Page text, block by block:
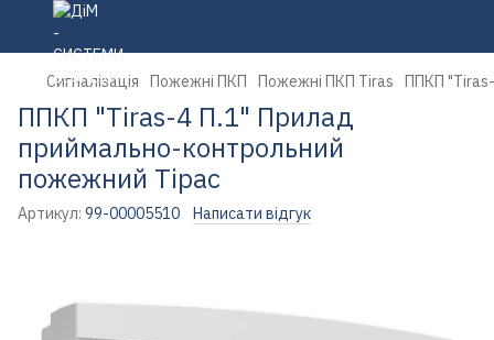
Сигналізація Пожежні ПКП Пожежні ПКП Tiras ППКП
ППКП "Tiras-4 П.1" Прилад
приймально-контрольний
пожежний Тірас
Артикул: 99-00005510 Написати відгук